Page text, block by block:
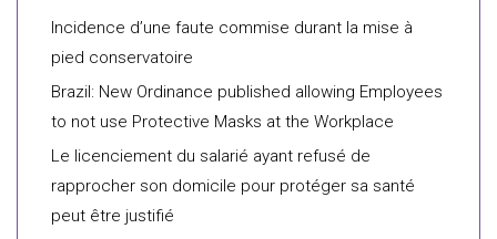
Incidence d’une faute commise durant la mise à
pied conservatoire
Brazil: New Ordinance published allowing Employees
to not use Protective Masks at the Workplace
Le licenciement du salarié ayant refusé de
rapprocher son domicile pour protéger sa santé
peut être justifié